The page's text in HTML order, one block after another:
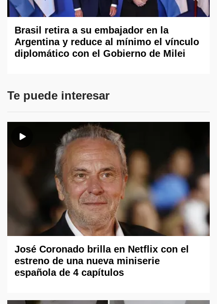
Brasil retira a su embajador en la
Argentina y reduce al mínimo el vínculo
diplomático con el Gobierno de Milei
Te puede interesar
José Coronado brilla en Netflix con el
estreno de una nueva miniserie
española de 4 capítulos